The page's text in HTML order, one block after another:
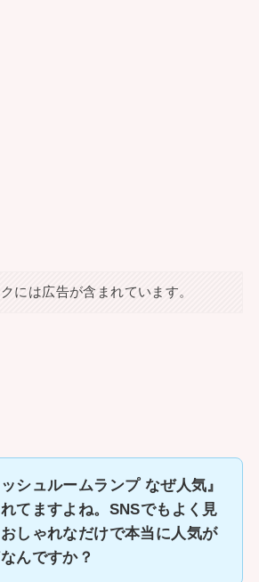
には広告が含まれています。
シュルームランプ なぜ人気』
てますよね。SNSでもよく見
しゃれなだけで本当に人気が
んですか？